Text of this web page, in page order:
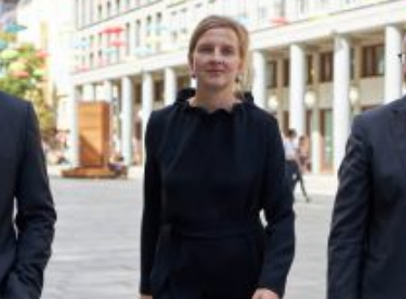
Leistungen
Geschichte & Philosophie
Standorte
Kontakt
Kompetenz
Technik
Recht
M&N Team
Partner